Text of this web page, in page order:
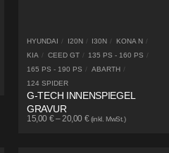
HYUNDAI / I20N / I30N / KONA N /
KIA / CEED GT / 135 PS - 160 PS /
165 PS - 190 PS / ABARTH /
124 SPIDER
G-TECH INNENSPIEGEL
GRAVUR
15,00 €– 20,00 € (inkl. MwSt.)